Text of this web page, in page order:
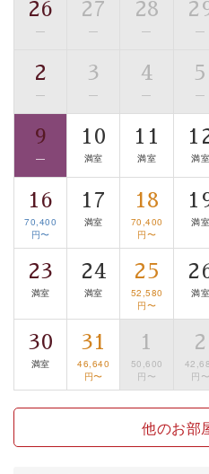
■貸切温泉風呂 （40分無料
眺望はございませんが、源
トな空間をお愉しみください
【旅】
■諏訪大社4社を巡る無料参拝
豊富な知識を持ったドライ
案内します。事前ご予約制で
は【3日前まで】にお電話く
※交通規制などにより運行で
※年末年始及び御柱祭前後は
以上がプラン内容です。
上諏訪温泉“しんゆ”なら諏
で心癒されます。 清らかな
事、諏訪湖に包まれるお部
いただける、美しく癒され
心してお過ごしください。
26
—
27
—
28
— —
2
—
3
—
4
—
5
—
9
—
10
満室
11
満室 満室
16
70,400
円〜
17
満室
18
70,400
円〜
満室
23
満室
24
満室
25
52,580
円〜
満室
30
満室
31
46,640
円〜
1
50,600
円〜
2
円〜
他のお部